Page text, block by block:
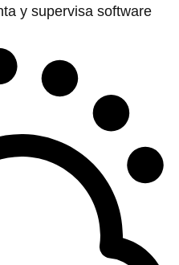
y supervisa software